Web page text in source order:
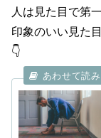
人は見た目で第
印象のいい見た
👇